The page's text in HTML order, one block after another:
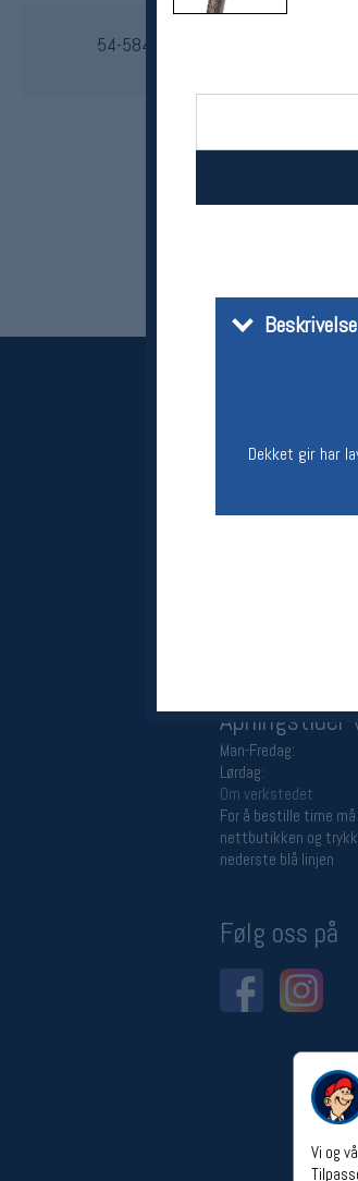
Beskrivelse
Dekket gir har
Vi og
Kenda
54-584 Kenda Khan 27,5 x 2,1
Her finner
Torggata 20
Åpningstider
Man-Fredag:
Lørdag:
Om verkstedet
For å bestille time må
nettbutikken og
nederste blå linjen
Følg oss på